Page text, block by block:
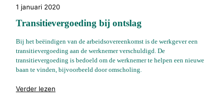
1 januari 2020
Transitievergoeding bij ontslag
Bij het beëindigen van de arbeidsovereenkomst is de werkgever een
transitievergoeding aan de werknemer verschuldigd. De
transitievergoeding is bedoeld om de werknemer te helpen een nieuwe
baan te vinden, bijvoorbeeld door omscholing.
Verder lezen